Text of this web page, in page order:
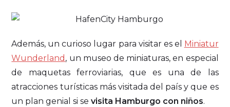
Además, un curioso lugar para visitar es el Miniatur
Wunderland , un museo de miniaturas, en especial
de maquetas ferroviarias, que es una de las
atracciones turísticas más visitada del país y que es
un plan genial si sevisita Hamburgo con niños.